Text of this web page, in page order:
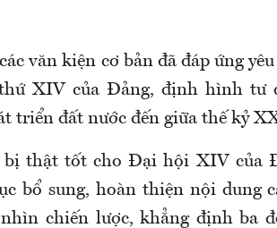
văn kiện cơ bản đã đáp ứng
XIV của Đảng, định hình tư
triển đất nước đến giữa thế kỷ
bị thật tốt cho Đại hội XIV của
bổ sung, hoàn thiện nội dung
chiến lược, khẳng định ba